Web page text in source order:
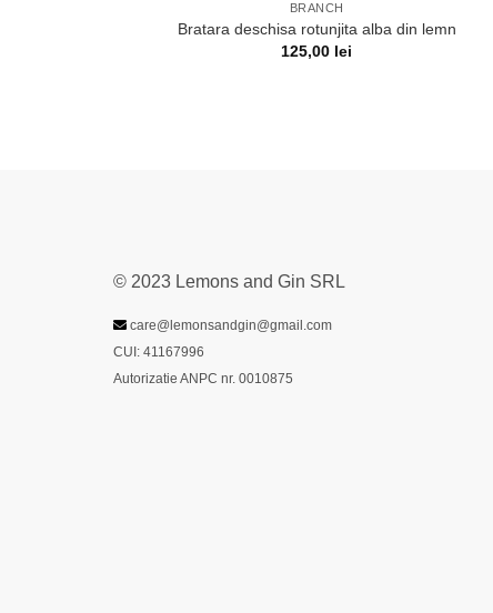
BRANCH
Bratara deschisa rotunjita alba din lemn
125,00 lei
© 2023 Lemons and Gin SRL
care@lemonsandgin@gmail.com
CUI: 41167996
Autorizatie ANPC nr. 0010875